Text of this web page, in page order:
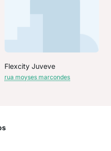
Flexcity Juveve
rua moyses marcondes